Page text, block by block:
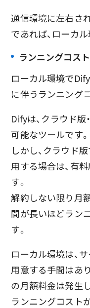
通信環境に左右さ
であれば、ローカ
ランニングコス
ローカル環境で
に伴うランニング
Difyは、クラウド
可能なツールです。
しかし、クラウド
用する場合は、有
す。
解約しない限り月
間が長いほどラン
す。
ローカル環境は、
用意する手間はあ
の月額料金は発生
ランニングコスト